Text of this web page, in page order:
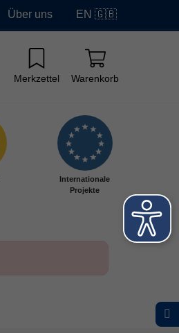
Über uns EN 🇬🇧
Merkzettel Warenkorb
Internationale
Projekte